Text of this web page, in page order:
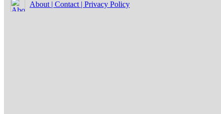
About | Contact | Privacy Policy